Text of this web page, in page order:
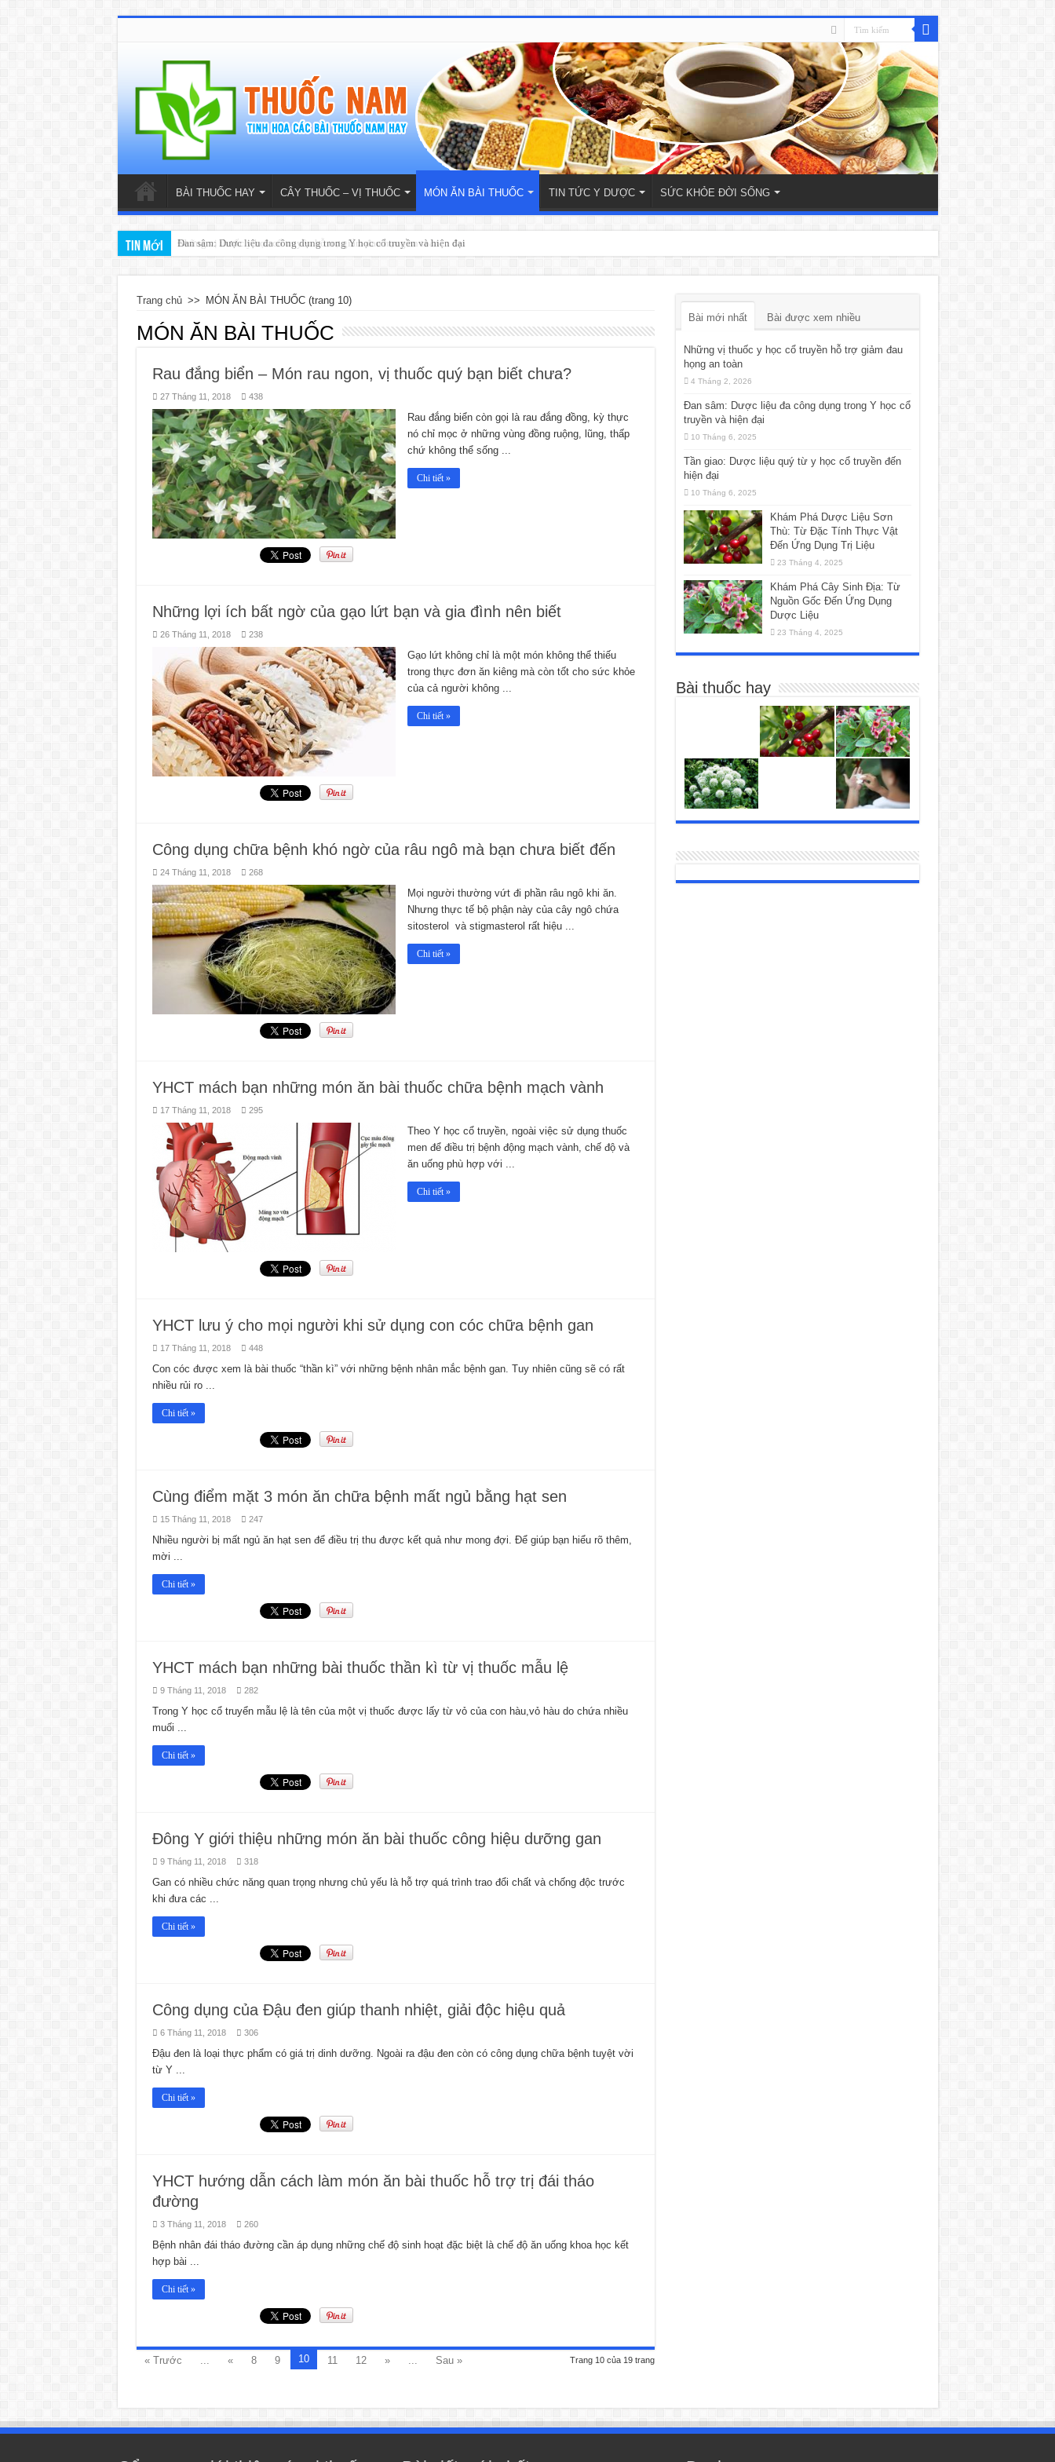
BÀI THUỐC HAY CÂY THUỐC – VỊ THUỐC MÓN ĂN BÀI THUỐC TIN TỨC Y DƯỢC SỨC KHỎE ĐỜI SỐNG
Tin mới Đan sâm: Dược liệu đa công dụng trong Y học cổ truyền và hiện đại
Trang chủ >> MÓN ĂN BÀI THUỐC(trang 10)
MÓN ĂN BÀI THUỐC
Rau đắng biển – Món rau ngon, vị thuốc quý bạn biết chưa?
27 Tháng 11, 2018 438
Rau đắng biển còn gọi là rau đắng đồng, kỳ thực
nó chỉ mọc ở những vùng đồng ruộng, lũng, thấp
chứ không thể sống ...
Chi tiết »
Những lợi ích bất ngờ của gạo lứt bạn và gia đình nên biết
26 Tháng 11, 2018 238
Gạo lứt không chỉ là một món không thể thiếu
trong thực đơn ăn kiêng mà còn tốt cho sức khỏe
của cả người không ...
Chi tiết »
Công dụng chữa bệnh khó ngờ của râu ngô mà bạn chưa biết đến
24 Tháng 11, 2018 268
Mọi người thường vứt đi phần râu ngô khi ăn.
Nhưng thực tế bộ phận này của cây ngô chứa
sitosterol và stigmasterol rất hiệu ...
Chi tiết »
YHCT mách bạn những món ăn bài thuốc chữa bệnh mạch vành
17 Tháng 11, 2018 295
Theo Y học cổ truyền, ngoài việc sử dụng thuốc
men để điều trị bệnh động mạch vành, chế độ và
ăn uống phù hợp với ...
Chi tiết »
YHCT lưu ý cho mọi người khi sử dụng con cóc chữa bệnh gan
17 Tháng 11, 2018 448
Con cóc được xem là bài thuốc “thần kì” với những bệnh nhân mắc bệnh gan. Tuy nhiên cũng sẽ có rất
nhiều rủi ro ...
Chi tiết »
Cùng điểm mặt 3 món ăn chữa bệnh mất ngủ bằng hạt sen
15 Tháng 11, 2018 247
Nhiều người bị mất ngủ ăn hạt sen để điều trị thu được kết quả như mong đợi. Để giúp bạn hiểu rõ thêm,
mời ...
Chi tiết »
YHCT mách bạn những bài thuốc thần kì từ vị thuốc mẫu lệ
9 Tháng 11, 2018 282
Trong Y học cổ truyển mẫu lệ là tên của một vị thuốc được lấy từ vỏ của con hàu,vỏ hàu do chứa nhiều
muối ...
Chi tiết »
Đông Y giới thiệu những món ăn bài thuốc công hiệu dưỡng gan
9 Tháng 11, 2018 318
Gan có nhiều chức năng quan trọng nhưng chủ yếu là hỗ trợ quá trình trao đổi chất và chống độc trước
khi đưa các ...
Chi tiết »
Công dụng của Đậu đen giúp thanh nhiệt, giải độc hiệu quả
6 Tháng 11, 2018 306
Ðậu đen là loại thực phẩm có giá trị dinh dưỡng. Ngoài ra đậu đen còn có công dụng chữa bệnh tuyệt vời
từ Y ...
Chi tiết »
YHCT hướng dẫn cách làm món ăn bài thuốc hỗ trợ trị đái tháo
đường
3 Tháng 11, 2018 260
Bệnh nhân đái tháo đường cần áp dụng những chế độ sinh hoạt đặc biệt là chế độ ăn uống khoa học kết
hợp bài ...
Chi tiết »
Trang 10 của 19 trang
« Trước ... « 8 9 10 11 12 » ... Sau »
Bài mới nhất Bài được xem nhiều
Những vị thuốc y học cổ truyền hỗ trợ giảm đau
họng an toàn
4 Tháng 2, 2026
Đan sâm: Dược liệu đa công dụng trong Y học cổ
truyền và hiện đại
10 Tháng 6, 2025
Tần giao: Dược liệu quý từ y học cổ truyền đến
hiện đại
10 Tháng 6, 2025
Khám Phá Dược Liệu Sơn
Thù: Từ Đặc Tính Thực Vật
Đến Ứng Dụng Trị Liệu
23 Tháng 4, 2025
Khám Phá Cây Sinh Địa: Từ
Nguồn Gốc Đến Ứng Dụng
Dược Liệu
23 Tháng 4, 2025
Bài thuốc hay